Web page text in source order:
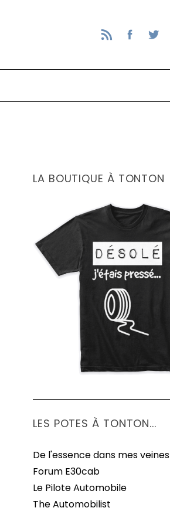
LA BOUTIQUE À TONTON
LES POTES À TONTON...
De l'essence dans mes veines
Forum E30cab
Le Pilote Automobile
The Automobilist